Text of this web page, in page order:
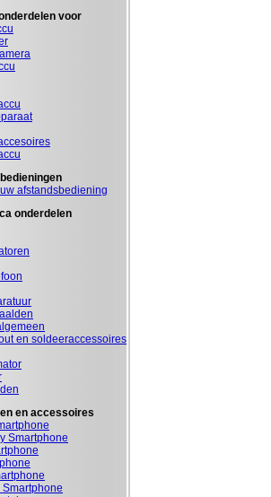
voor
afstandsbediening
onderdelen
en soldeeraccessoires
en accessoires
Smartphone